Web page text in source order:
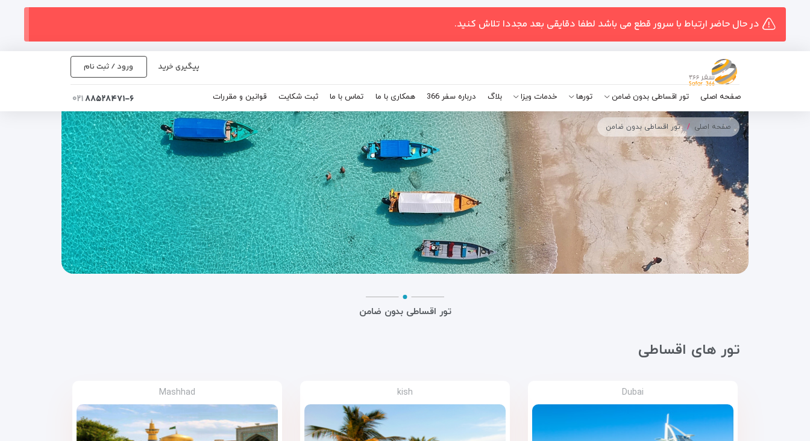
در حال حاضر ارتباط با سرور قطع می باشد لطفا دقایقی بعد مجددا تلاش کنید.
پیگیری خرید ورود / ثبت نام
صفحه اصلی تور اقساطی بدون ضامن تورها خدمات ویزا بلاگ درباره سفر 366 همکاری با ما تماس با ما ثبت شکایت قوانین و مقررات ۸۸۵۲۸۴۷۱-۶۰۲۱
صفحه اصلی تور اقساطی بدون ضامن
تور اقساطی بدون ضامن
تور های اقساطی
Dubai
kish
Mashhad